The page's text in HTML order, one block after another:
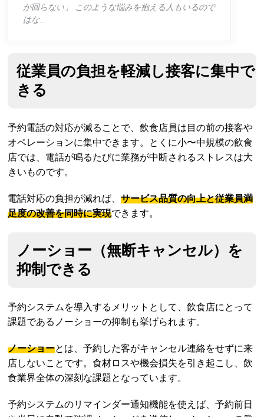
が回らない」 このような悩みを抱える人もいるので
はな...
従業員の負担を軽減し接客に集中で
きる
予約電話の対応が減ることで、飲食店員は目の前の接客や
オペレーションに集中できます。とくに小〜中規模の飲食
店では、電話が鳴るたびに業務が中断されるストレスは大
きいものです。
電話対応の負担が減れば、サービス品質の向上と従業員満
足度の改善を同時に実現できます。
ノーショー（無断キャンセル）を
抑制できる
予約システムを導入するメリットとして、飲食店にとって
課題であるノーショーの抑制も挙げられます。
ノーショーとは、予約した客がキャンセル連絡をせずに来
店しないことです。食材ロスや機会損失を引き起こし、飲
食業界全体の深刻な課題となっています。
予約システムのリマインダー通知機能を使えば、予約前日